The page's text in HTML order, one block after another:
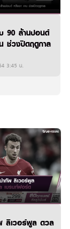
90 ล้านปอนด์
ช่วงปิดฤดูกาล
3:45 น.
ลิเวอร์พูล ดวล